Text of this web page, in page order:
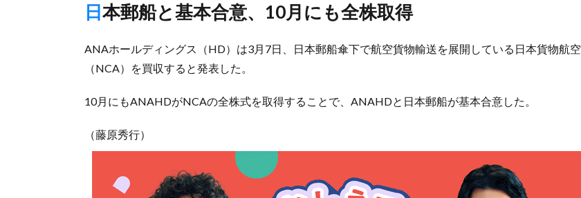
日本郵船と基本合意、10月にも全株取得
ANAホールディングス（HD）は3月7日、日本郵船傘下で航空貨物輸送を展開している日本貨物航空
（NCA）を買収すると発表した。
10月にもANAHDがNCAの全株式を取得することで、ANAHDと日本郵船が基本合意した。
（藤原秀行）